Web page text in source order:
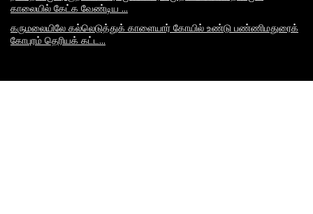
காலையில் கேட்க வேண்டிய …
கருமலையிலே கல்லெடுத்துக் காளையார் கோயில் உண்டு பண்ணிமதுரைக்
கோபுரம் தெரியக் கட்ட…